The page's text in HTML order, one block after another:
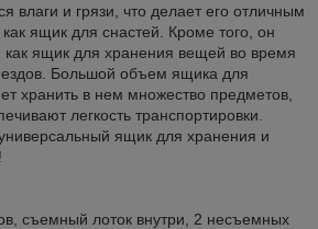
влаги и грязи, что делает его отличным
ящик для снастей. Кроме того, он
как ящик для хранения вещей во время
Большой объем ящика для
хранить в нем множество предметов,
легкость транспортировки.
ящик для хранения и
съемный лоток внутри, 2 несъемных